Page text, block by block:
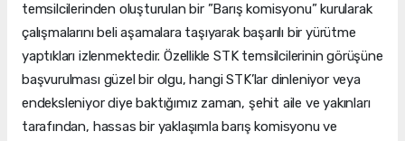
temsilcilerinden oluşturulan bir ”Barış komisyonu” kurularak
çalışmalarını beli aşamalara taşıyarak başarılı bir yürütme
yaptıkları izlenmektedir. Özellikle STK temsilcilerinin görüşüne
başvurulması güzel bir olgu, hangi STK’lar dinleniyor veya
endeksleniyor diye baktığımız zaman, şehit aile ve yakınları
tarafından, hassas bir yaklaşımla barış komisyonu ve